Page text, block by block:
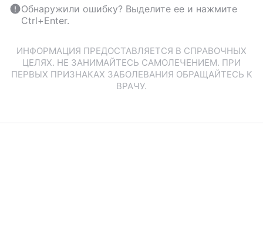
Обнаружили ошибку? Выделите ее и нажмите
Ctrl+Enter.
ИНФОРМАЦИЯ ПРЕДОСТАВЛЯЕТСЯ В СПРАВОЧНЫХ
ЦЕЛЯХ. НЕ ЗАНИМАЙТЕСЬ САМОЛЕЧЕНИЕМ. ПРИ
ПЕРВЫХ ПРИЗНАКАХ ЗАБОЛЕВАНИЯ ОБРАЩАЙТЕСЬ К
ВРАЧУ.